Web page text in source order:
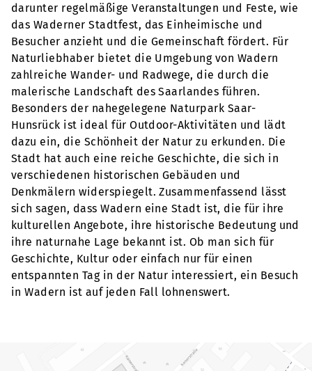
darunter regelmäßige Veranstaltungen und Feste, wie
das Waderner Stadtfest, das Einheimische und
Besucher anzieht und die Gemeinschaft fördert. Für
Naturliebhaber bietet die Umgebung von Wadern
zahlreiche Wander- und Radwege, die durch die
malerische Landschaft des Saarlandes führen.
Besonders der nahegelegene Naturpark Saar-
Hunsrück ist ideal für Outdoor-Aktivitäten und lädt
dazu ein, die Schönheit der Natur zu erkunden. Die
Stadt hat auch eine reiche Geschichte, die sich in
verschiedenen historischen Gebäuden und
Denkmälern widerspiegelt. Zusammenfassend lässt
sich sagen, dass Wadern eine Stadt ist, die für ihre
kulturellen Angebote, ihre historische Bedeutung und
ihre naturnahe Lage bekannt ist. Ob man sich für
Geschichte, Kultur oder einfach nur für einen
entspannten Tag in der Natur interessiert, ein Besuch
in Wadern ist auf jeden Fall lohnenswert.